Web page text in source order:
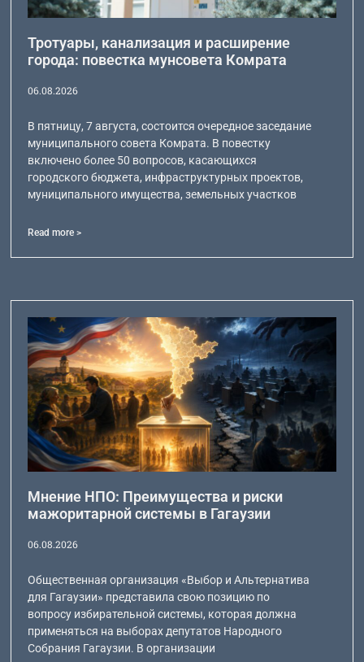
Тротуары, канализация и расширение
города: повестка мунсовета Комрата
06.08.2026
В пятницу, 7 августа, состоится очередное заседание
муниципального совета Комрата. В повестку
включено более 50 вопросов, касающихся
городского бюджета, инфраструктурных проектов,
муниципального имущества, земельных участков
Read more >
Мнение НПО: Преимущества и риски
мажоритарной системы в Гагаузии
06.08.2026
Общественная организация «Выбор и Альтернатива
для Гагаузии» представила свою позицию по
вопросу избирательной системы, которая должна
применяться на выборах депутатов Народного
Собрания Гагаузии. В организации